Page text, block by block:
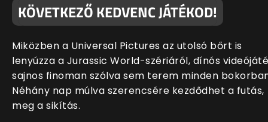
KÖVETKEZŐ KEDVENC JÁTÉKOD!
Miközben a Universal Pictures az utolsó bőrt is
lenyúzza a Jurassic World-szériáról, dínós
sajnos finoman szólva sem terem minden
Néhány nap múlva szerencsére kezdődhet a futás,
meg a sikítás.